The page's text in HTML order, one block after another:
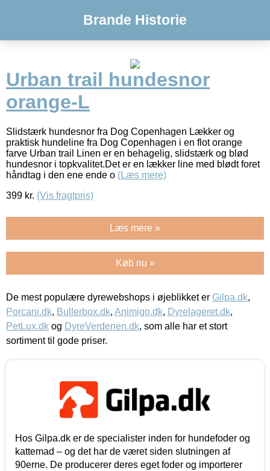
Brande Historie
Urban trail hundesnor
orange-L
Slidstærk hundesnor fra Dog Copenhagen Lækker og
praktisk hundeline fra Dog Copenhagen i en flot orange
farve Urban trail Linen er en behagelig, slidstærk og blød
hundesnor i topkvalitet.Det er en lækker line med blødt foret
håndtag i den ene ende o (Læs mere)
399 kr. (Vis fragtpris)
Læs mere »
Køb nu »
De mest populære dyrewebshops i øjeblikket er Gilpa.dk,
Porcani.dk, Bullerbox.dk, Animigo.dk, Dyrelageret.dk,
PetLux.dk og DyreVerdenen.dk, som alle har et stort
sortiment til gode priser.
Hos Gilpa.dk er de specialister inden for hundefoder og
kattemad – og det har de været siden slutningen af
90erne. De producerer deres eget foder og importerer